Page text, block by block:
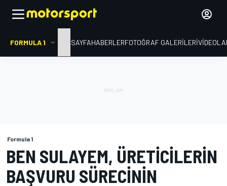
FORMULA 1 ANA SAYFAHABERLERFOTOĞRAF GALERILERI
Formula 1
BEN SULAYEM, ÜRETICILERIN
BAŞVURU SÜRECININ